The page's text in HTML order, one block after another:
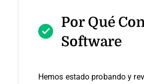
Por Qué
Software
Hemos estado probando y